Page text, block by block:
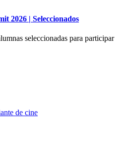
2026 | Seleccionados
seleccionadas para participar
de cine